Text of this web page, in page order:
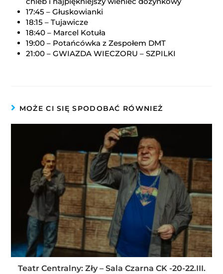
17:45 – Głuskowianki
18:15 – Tujawicze
18:40 – Marcel Kotuła
19:00 – Potańcówka z Zespołem DMT
21:00 – GWIAZDA WIECZORU – SZPILKI
MOŻE CI SIĘ SPODOBAĆ RÓWNIEŻ
Teatr Centralny: Zły – Sala Czarna CK -20-22.III.